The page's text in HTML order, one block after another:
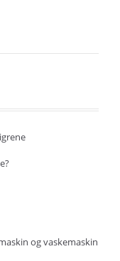
og vaskemaskin